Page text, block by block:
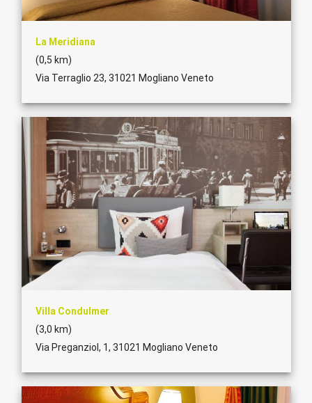
La Meridiana
(0,5 km)
Via Terraglio 23, 31021 Mogliano Veneto
Villa Condulmer
(3,0 km)
Via Preganziol, 1, 31021 Mogliano Veneto